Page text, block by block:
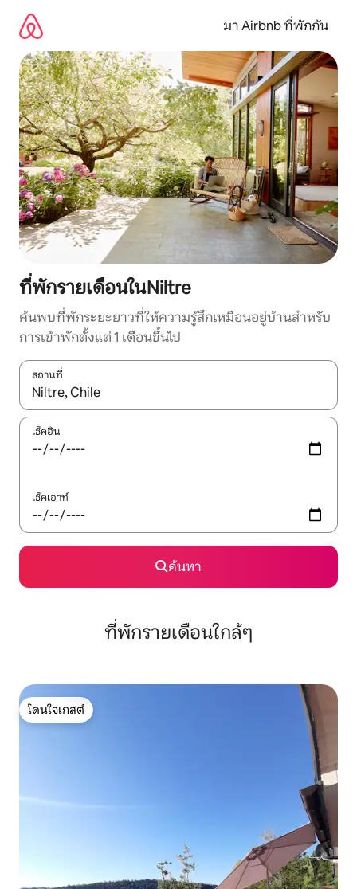
เนื้อหา
มา Airbnb ที่พักกัน
ที่พักรายเดือนในNiltre
ค้นพบที่พักระยะยาวที่ให้ความรู้สึกเหมือนอยู่บ้านสำหรับ
การเข้าพักตั้งแต่ 1 เดือนขึ้นไป
สถานที่
ใช้ลูกศรขึ้นลง หรือใช้การสัมผัสหรือปัด เพื่อสำรวจผลการค้นหา
เช็คอิน
เช็คเอาท์
ค้นหา
ที่พักรายเดือนใกล้ๆ
โดนใจเกสต์
โดนใจเกสต์